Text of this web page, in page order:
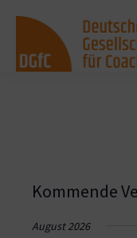
Kommende
August 2026